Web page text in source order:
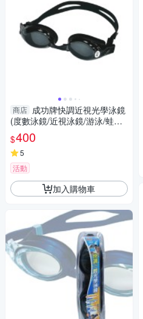
商店 成功牌快調近視光學泳鏡
(度數泳鏡/近視泳鏡/游泳/蛙鏡/
浮淺/水上活動/防霧鏡片)
$400
5
活動
加入購物車